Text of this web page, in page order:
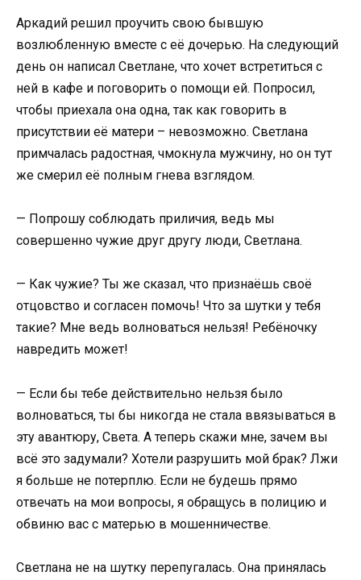
Аркадий решил проучить свою бывшую
возлюбленную вместе с её дочерью. На следующий
день он написал Светлане, что хочет встретиться с
ней в кафе и поговорить о помощи ей. Попросил,
чтобы приехала она одна, так как говорить в
присутствии её матери – невозможно. Светлана
примчалась радостная, чмокнула мужчину, но он тут
же смерил её полным гнева взглядом.
— Попрошу соблюдать приличия, ведь мы
совершенно чужие друг другу люди, Светлана.
— Как чужие? Ты же сказал, что признаёшь своё
отцовство и согласен помочь! Что за шутки у тебя
такие? Мне ведь волноваться нельзя! Ребёночку
навредить может!
— Если бы тебе действительно нельзя было
волноваться, ты бы никогда не стала ввязываться в
эту авантюру, Света. А теперь скажи мне, зачем вы
всё это задумали? Хотели разрушить мой брак? Лжи
я больше не потерплю. Если не будешь прямо
отвечать на мои вопросы, я обращусь в полицию и
обвиню вас с матерью в мошенничестве.
Светлана не на шутку перепугалась. Она принялась